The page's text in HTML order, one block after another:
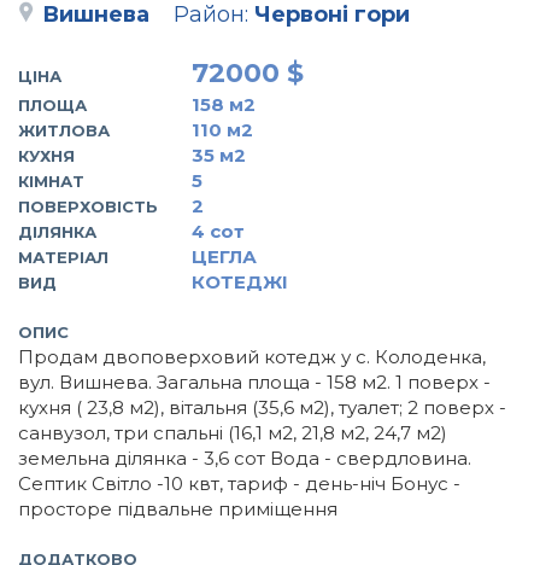
Вишнева Район: Червоні гори
ЦІНА 72000 $
ПЛОЩА 158 м2
ЖИТЛОВА 110 м2
КУХНЯ 35 м2
КІМНАТ 5
ПОВЕРХОВІСТЬ 2
ДІЛЯНКА 4 сот
МАТЕРІАЛ ЦЕГЛА
ВИД КОТЕДЖІ
ОПИС
Продам двоповерховий котедж у с. Колоденка,
вул. Вишнева. Загальна площа - 158 м2. 1 поверх -
кухня ( 23,8 м2), вітальня (35,6 м2), туалет; 2 поверх -
санвузол, три спальні (16,1 м2, 21,8 м2, 24,7 м2)
земельна ділянка - 3,6 сот Вода - свердловина.
Септик Світло -10 квт, тариф - день-ніч Бонус -
просторе підвальне приміщення
ДОДАТКОВО